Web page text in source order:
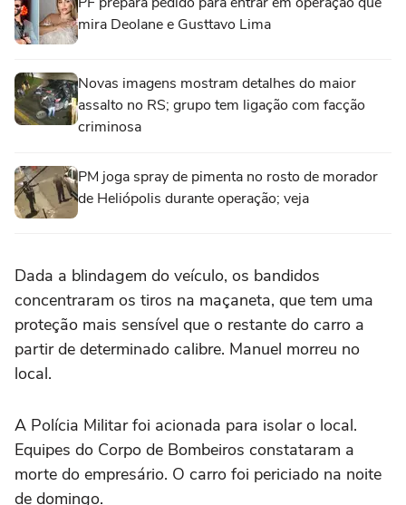
mira Deolane e Gusttavo Lima
Novas imagens mostram detalhes do maior
assalto no RS; grupo tem ligação com facção
criminosa
PM joga spray de pimenta no rosto de morador
de Heliópolis durante operação; veja
Dada a blindagem do veículo, os bandidos
concentraram os tiros na maçaneta, que tem uma
proteção mais sensível que o restante do carro a
partir de determinado calibre. Manuel morreu no
local.
A Polícia Militar foi acionada para isolar o local.
Equipes do Corpo de Bombeiros constataram a
morte do empresário. O carro foi periciado na noite
de domingo.